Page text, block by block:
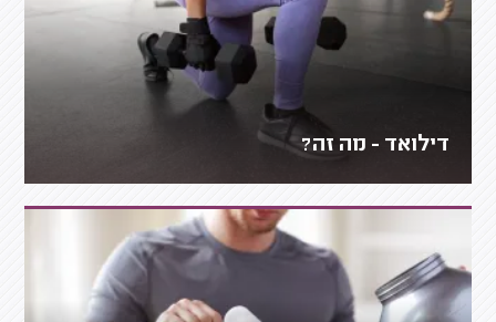
דילואד - מה זה?